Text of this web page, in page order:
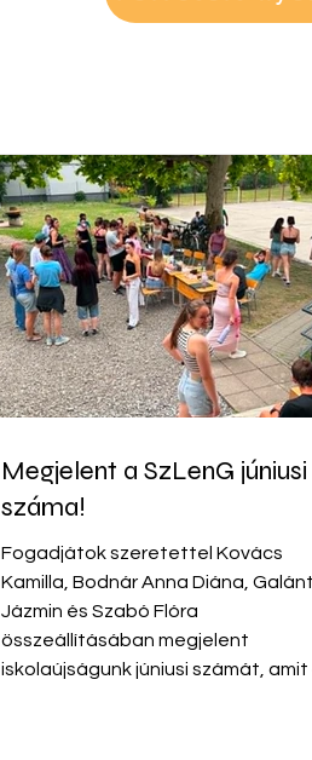
Megjelent a SzLenG júniusi
száma!
Fogadjátok szeretettel Kovács
Kamilla, Bodnár Anna Diána,
Jázmin és Szabó Flóra
összeállításában megjelent
iskolaújságunk júniusi számát, amit